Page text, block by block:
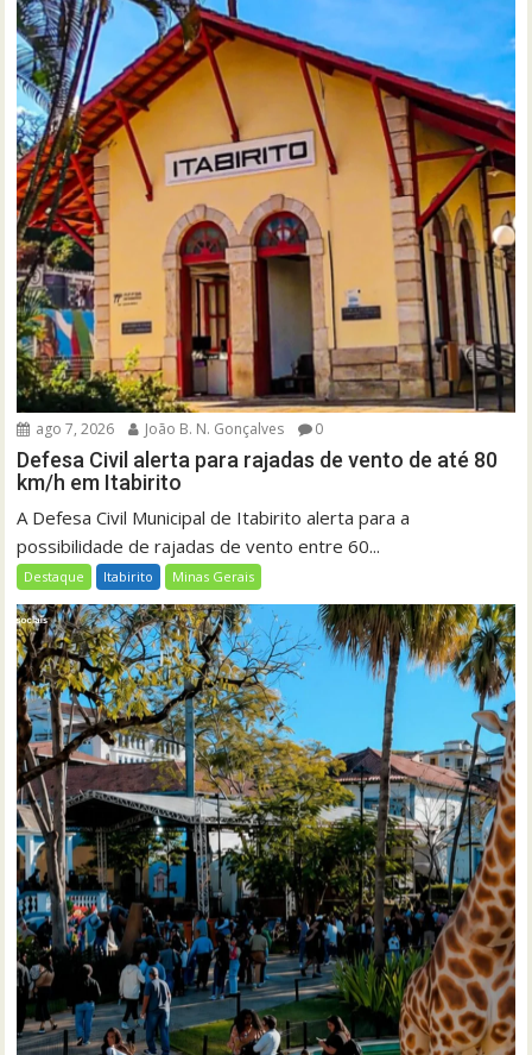
ago 7, 2026 João B. N. Gonçalves 0
Defesa Civil alerta para rajadas de vento de até 80
km/h em Itabirito
A Defesa Civil Municipal de Itabirito alerta para a
possibilidade de rajadas de vento entre 60...
Destaque Itabirito Minas Gerais